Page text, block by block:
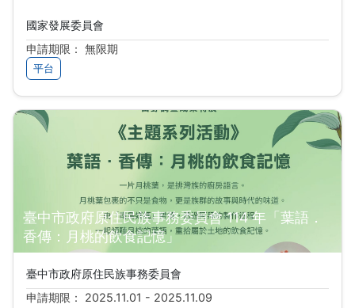
國家發展委員會
申請期限： 無限期
平台
臺中市政府原住民族事務委員會 114 年「葉語．
香傳：月桃的飲食記憶」
臺中市政府原住民族事務委員會
申請期限： 2025.11.01 - 2025.11.09